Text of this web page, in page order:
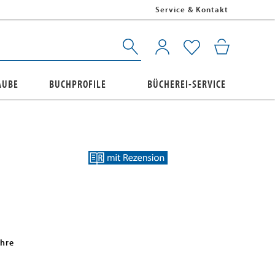
Service & Kontakt
BUCHPROFILE BÜCHEREI-SERVICE